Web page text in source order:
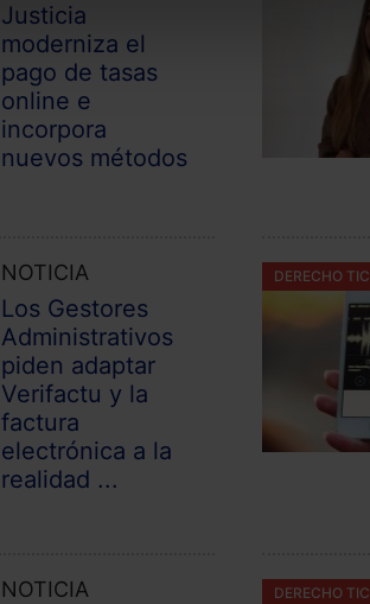
Justicia
moderniza el
pago de tasas
online e
incorpora
nuevos métodos
NOTICIA
Los Gestores
Administrativos
piden adaptar
Verifactu y la
factura
electrónica a la
realidad ...
DERECHO TIC
NOTICIA DERECHO TIC